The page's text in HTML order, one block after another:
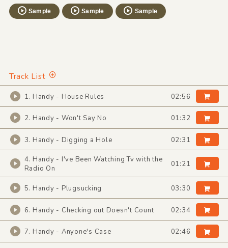
Sample Sample Sample
Track List
1. Handy - House Rules 02:56
2. Handy - Won't Say No 01:32
3. Handy - Digging a Hole 02:31
4. Handy - I've Been Watching Tv with the
Radio On
01:21
5. Handy - Plugsucking 03:30
6. Handy - Checking out Doesn't Count 02:34
7. Handy - Anyone's Case 02:46